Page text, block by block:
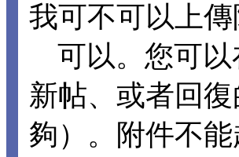
我可不可以上傳
可以。您可以
新帖、或者回
夠）。附件不